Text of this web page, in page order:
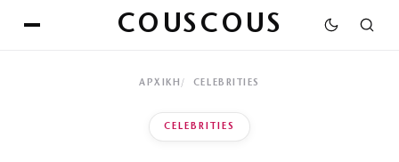
COUSCOUS
ΑΡΧΙΚΉ CELEBRITIES
CELEBRITIES